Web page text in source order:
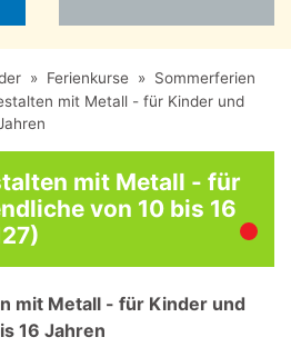
» Ferienkurse » Sommerferien
mit Metall - für Kinder und
mit Metall - für
von 10 bis 16
mit Metall - für Kinder und
16 Jahren